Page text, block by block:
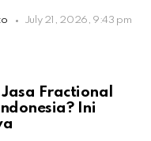
July 21, 2026, 9:43 pm
Fractional
Ini